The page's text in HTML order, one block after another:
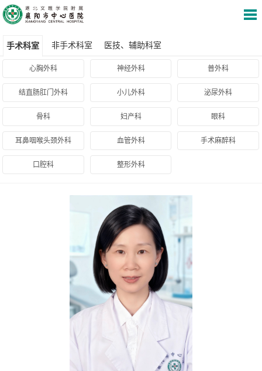
手术科室 非手术科室 医技、辅助科室
心胸外科 神经外科 普外科
结直肠肛门外科 小儿外科 泌尿外科
骨科 妇产科 眼科
耳鼻咽喉头颈外科 血管外科 手术麻醉科
口腔科 整形外科